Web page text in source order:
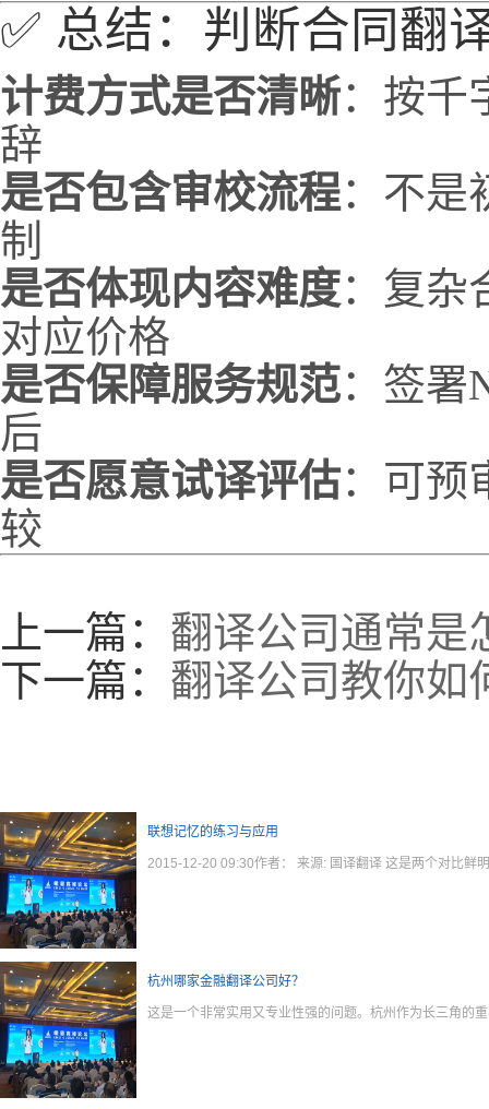
✅ 总结：判断合同翻
计费方式是否清晰：按千
辞
是否包含审校流程：不是
制
是否体现内容难度：复杂
对应价格
是否保障服务规范：签署
后
是否愿意试译评估：可预
较
上一篇： 翻译公司通常是
下一篇： 翻译公司教你如
联想记忆的练习与应用
2015-12-20 09:30作者： 来源: 国译翻译 这是两个对比
杭州哪家金融翻译公司好？
这是一个非常实用又专业性强的问题。杭州作为长三角的